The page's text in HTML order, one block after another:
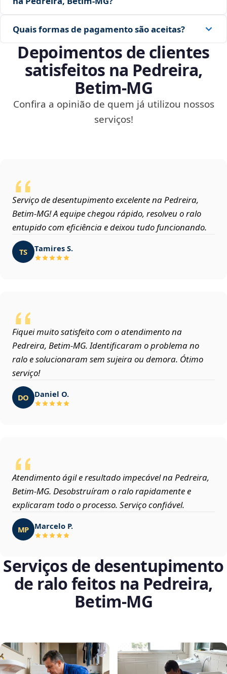
Quais formas de pagamento são aceitas?
Depoimentos de clientes
satisfeitos na Pedreira,
Betim‑MG
Confira a opinião de quem já utilizou nossos
serviços!
Serviço de desentupimento excelente na Pedreira,
Betim‑MG! A equipe chegou rápido, resolveu o ralo
entupido com eficiência e deixou tudo funcionando.
TS Tamires S.
Fiquei muito satisfeito com o atendimento na
Pedreira, Betim‑MG. Identificaram o problema no
ralo e solucionaram sem sujeira ou demora. Ótimo
serviço!
DO Daniel O.
Atendimento ágil e resultado impecável na Pedreira,
Betim‑MG. Desobstruíram o ralo rapidamente e
explicaram todo o processo. Serviço confiável.
MP Marcelo P.
Serviços de desentupimento
de ralo feitos na Pedreira,
Betim‑MG